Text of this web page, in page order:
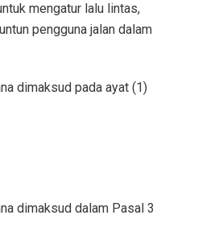
mengatur lalu lintas,
pengguna jalan dalam
dimaksud pada ayat (1)
dimaksud dalam Pasal 3